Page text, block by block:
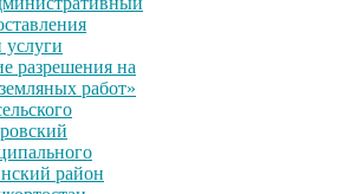
разрешения на
работ»
район